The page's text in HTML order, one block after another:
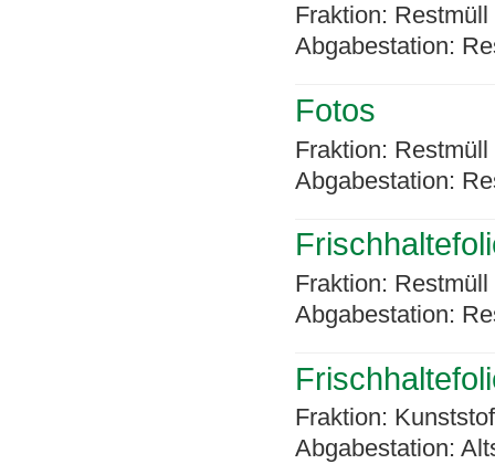
Fraktion: Restmüll
Abgabestation:
Fotos
Fraktion: Restmüll
Abgabestation:
Fraktion: Restmüll
Abgabestation:
Fraktion:
Abgabestation: